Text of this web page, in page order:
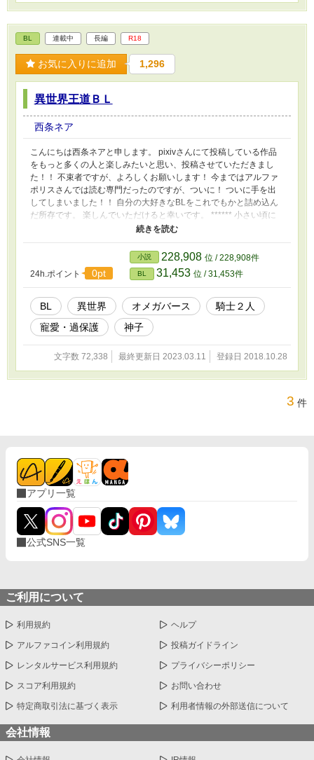
上園理玖斗（うえぞの りくと）父 息子達大好き 藍羅（あいら・
妻）も愛してる 家族傷つけるやつ許さんマジ 琉架の身体が弱すぎ
て心配 深い緑の瞳。普通にイケメン 上園藍羅（うえぞの あいら）
母 子供達、夫大好き 母は強し、の具現化版 美人さん 息子達（特に
琉架）傷つけるやつ許さんマジ。 てか普通に上園家の皆さんは顔
面偏差値馬鹿高いです。 （特に琉架）の部分は家族の中で順列が
できているわけではなく、特に琉架になる場面が多いという意味で
す。 琉架の従者 遼（はる）琉架の10歳上 理斗の従者 蘭（らん）理
斗の10歳上 その他の従者は後々出します。 虚弱体質な末っ子・琉
めです。 この作品は作者の前作と違い毎日更新（予定）です。 で
きないな、と悟ったらこの文は消します。 ※琉架はある一定の時
期から体の成長（精神も若干）がなくなる設定です。詳しくはその
時に補足します。 皆様にとって最高の作品になりますように。 ※
作者の近況状況欄は要チェックです！ 西条ネア
BL 連載中 長編 R18
お気に入りに追加 1,296
異世界王道ＢＬ
西条ネア
こんにちは西条ネアと申します。 pixivさんにて投稿している作品
をもっと多くの人と楽しみたいと思い、投稿させていただきまし
た！！ 不束者ですが、よろしくお願いします！ 今まではアルファ
ポリスさんでは読む専門だったのですが、ついに！ ついに手を出
してしまいました！！ 自分の大好きなBLをこれでもかと詰め込ん
だ所存です。 楽しんでいただけると幸いです。 ****** 小さい頃に
天涯孤独となった海里怜。 施設の中でもいじめられ、愛情を、甘
でしまう。 そんな中、BL好きの創造神アヴィがレイの前に現れて
異世界に転移させられる！ 「もう訳わかんない設定はお好きにど
うぞ！！」 アヴィのBL好きについていけなくなったレイはアヴィ
に転移後のことを丸投げしてしまう。 男性率１００％ 大切に寵愛
されて、過保護な騎士２人に愛される。 作者の大好物を詰め込ん
だ作品です！ 王道なんて知ったこっちゃない！！ リクなど受け付
ければ順次対応していくつもりです。 よろしくお願いします！
24h.ポイント 0pt
小説 228,908 位 / 228,908件
BL 31,453 位 / 31,453件
BL 異世界 オメガバース
騎士２人
寵愛・過保護
神子
文字数 72,338 最終更新日 2023.03.11 登録日 2018.10.28
3 件
アプリ一覧
公式SNS一覧
ご利用について
利用規約 ヘルプ
アルファコイン利用規約 投稿ガイドライン
レンタルサービス利用規約 プライバシーポリシー
スコア利用規約 お問い合わせ
特定商取引法に基づく表示 利用者情報の外部送信について
会社情報